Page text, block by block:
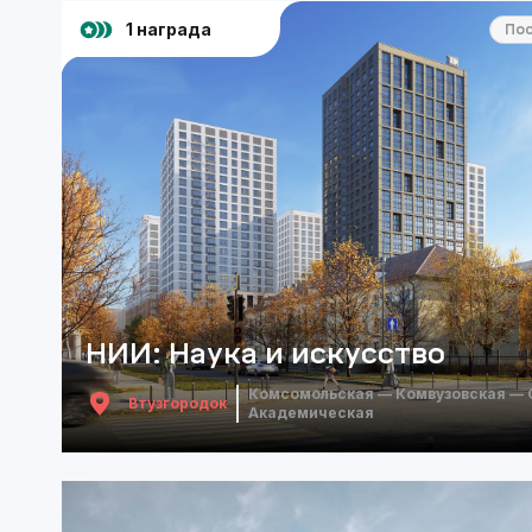
1 награда
Urban Awards
НИИ: Наука и искусство
Втузгородок
Комсомольская — Комвузовская —
Академическая